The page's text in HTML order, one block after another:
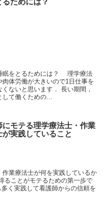
るためには？
眠をとるためには？ 理学療法
体労働が大きいので1日仕事を
ないと思います． 長い期間，
て働くための...
にモテる理学療法士・作業
が実践していること
業療法士が何を実践しているか
ることがモテるための第一歩で
く実践して看護師からの信頼を